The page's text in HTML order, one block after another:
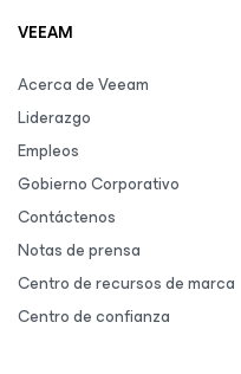
VEEAM
Acerca de Veeam
Liderazgo
Empleos
Gobierno Corporativo
Contáctenos
Notas de prensa
Centro de recursos de marca
Centro de confianza